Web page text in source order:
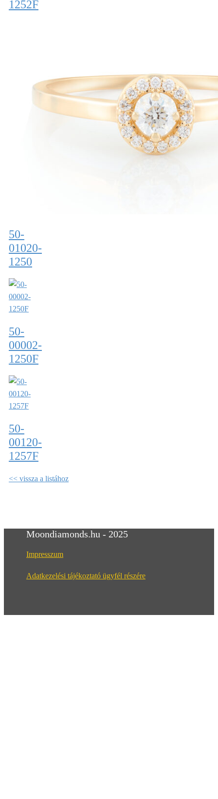
1252F
50-
01020-
1250
50-
00002-
1250F
50-
00120-
1257F
<< vissza a listához
Moondiamonds.hu - 2025
Impresszum
Adatkezelési tájékoztató ügyfél részére